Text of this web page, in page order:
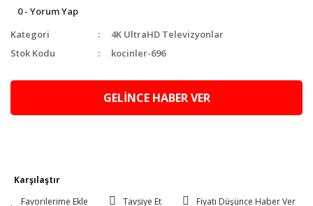
0 - Yorum Yap
Kategori
4K UltraHD Televizyonlar
Stok Kodu
kocinler-696
GELİNCE HABER VER
Karşılaştır
Tavsiye Et
Fiyatı Düşünce Haber Ver